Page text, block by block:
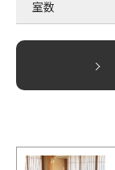
室数